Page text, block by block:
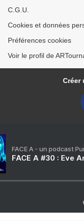
C.G.U.
Cookies et données
Préférences cookies
Voir le profil de
Créer
FACE A - un podcast
FACE A #30 : Eve